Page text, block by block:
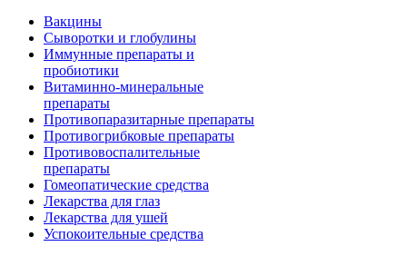
Вакцины
Сыворотки и глобулины
Иммунные препараты и
пробиотики
Витаминно-минеральные
препараты
Противопаразитарные препараты
Противогрибковые препараты
Противовоспалительные
препараты
Гомеопатические средства
Лекарства для глаз
Лекарства для ушей
Успокоительные средства